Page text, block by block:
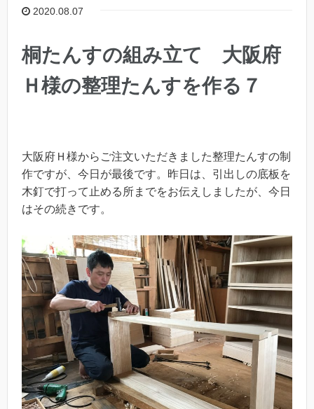
2020.08.07
桐たんすの組み立て 大阪府
Ｈ様の整理たんすを作る７
大阪府Ｈ様からご注文いただきました整理たんすの制
作ですが、今日が最後です。昨日は、引出しの底板を
木釘で打って止める所までをお伝えしましたが、今日
はその続きです。